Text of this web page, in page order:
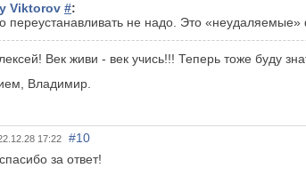
Viktorov #:
переустанавливать не надо. Это
Век живи - век учись!!! Теперь тоже буду
Владимир.
17:22
#10
за ответ!